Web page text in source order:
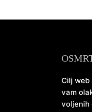
Cilj web
vam
voljenih